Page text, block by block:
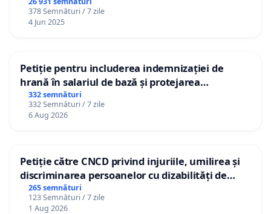
378 Semnături / 7 zile
4 Jun 2025
Petiție pentru includerea indemnizației de
hrană în salariul de bază și protejarea
gradațiilor de vechime pentru asistenții
personali
332 semnături
332 Semnături / 7 zile
6 Aug 2026
Petiție către CNCD privind injuriile, umilirea și
discriminarea persoanelor cu dizabilități de
către utilizatorul TikTok „Gorici”
265 semnături
123 Semnături / 7 zile
1 Aug 2026